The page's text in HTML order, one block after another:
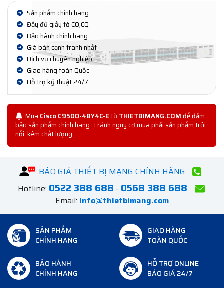
Sản phẩm chính hãng
Đầy đủ giấy tờ CO,CQ
Bảo hành chính hãng
Giá bán cạnh tranh nhất
Dịch vụ chuyên nghiệp
Giao hàng toàn Quốc
Hỗ trợ kỹ thuật 24/7
Mua Cisco C9500-48Y4C-EtừTHIETBIMANG.COMđể đảm
bảo sản phẩm chính hãng. Tránh nguy cơ mua phải sản phẩm trôi
nổi, kém chất lượng.
BÁO GIÁ THIẾT BỊ MẠNG CHÍNH HÃNG
Hotline: 0522 388 688 - 0568 388 688
Email: info@thietbimang.com
SẢN PHẨM
CHÍNH HÃNG
GIAO HÀNG
TOÀN QUỐC
BẢO HÀNH
CHÍNH HÃNG
HỖ TRỢ ONLINE
BÁO GIÁ 24/7